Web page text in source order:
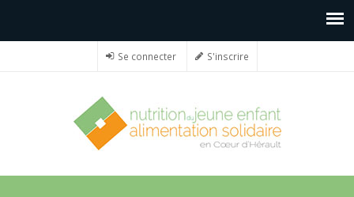
Se connecter S'inscrire